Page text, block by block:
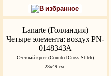
В избранное
Lanarte (Голландия)
Четыре элемента: воздух PN-
0148343A
Счетный крест (Counted Cross Stitch)
23x49 см.